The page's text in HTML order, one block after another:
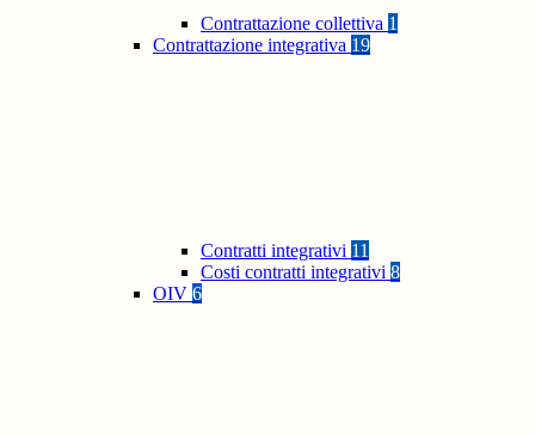
Contrattazione collettiva 1
Contrattazione integrativa 19
Contratti integrativi 11
Costi contratti integrativi 8
OIV 6